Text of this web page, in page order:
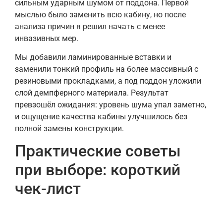
сильным ударным шумом от поддона. Первой
мыслью было заменить всю кабину, но после
анализа причин я решил начать с менее
инвазивных мер.
Мы добавили ламинированные вставки и
заменили тонкий профиль на более массивный с
резиновыми прокладками, а под поддон уложили
слой демпферного материала. Результат
превзошёл ожидания: уровень шума упал заметно,
и ощущение качества кабины улучшилось без
полной замены конструкции.
Практические советы
при выборе: короткий
чек-лист